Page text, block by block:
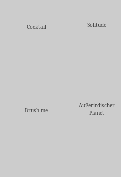
Cocktail Solitude
Brush me
Außerirdischer
Planet